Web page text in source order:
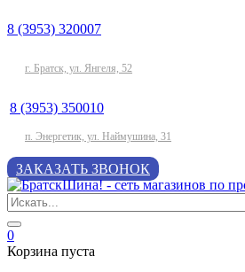
8 (3953) 320007
г. Братск, ул. Янгеля, 52
8 (3953) 350010
п. Энергетик, ул. Наймушина, 31
ЗАКАЗАТЬ ЗВОНОК
0
Корзина пуста